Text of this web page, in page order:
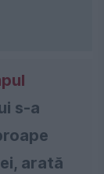
s-a
arată